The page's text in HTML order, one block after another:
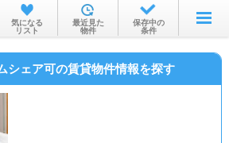
お部屋を探す
沿線・駅から
気になる
リスト
最近見た
物件
保存中の
条件
シェア可の賃貸物件情報を探す